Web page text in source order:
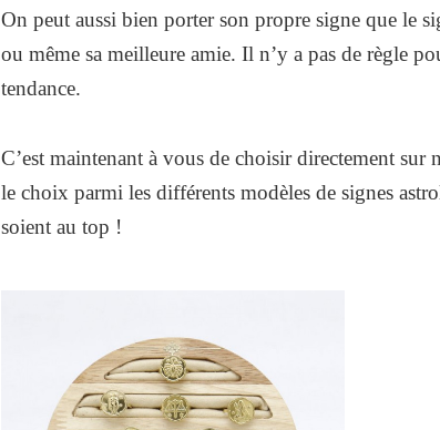
On peut aussi bien porter son propre signe que le
ou même sa meilleure amie. Il n’y a pas de règle
tendance.
C’est maintenant à vous de choisir directement sur
le choix parmi les différents modèles de signes
soient au top !